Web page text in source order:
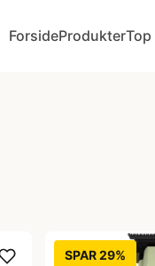
ForsideProdukterTop
SPAR 29%